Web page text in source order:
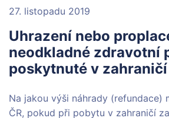
27. listopadu 2019
Uhrazení nebo
neodkladné zdravotní
poskytnuté v zahraničí
Na jakou výši náhrady (refundace)
ČR, pokud při pobytu v zahraničí